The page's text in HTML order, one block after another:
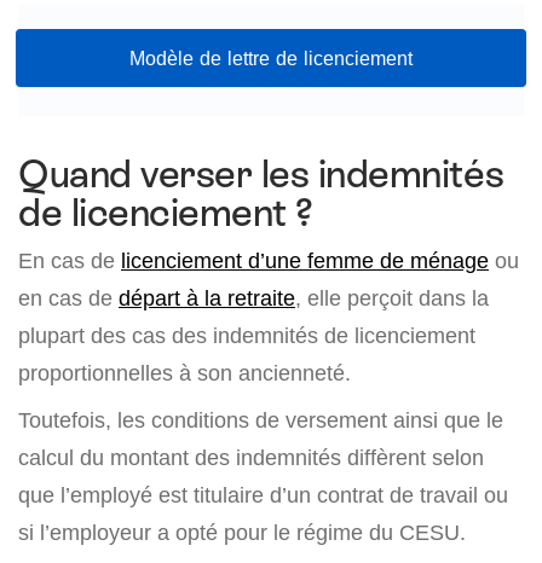
Modèle de lettre de licenciement
Quand verser les indemnités
de licenciement ?
En cas de licenciement d’une femme de ménage ou
en cas de départ à la retraite, elle perçoit dans la
plupart des cas des indemnités de licenciement
proportionnelles à son ancienneté.
Toutefois, les conditions de versement ainsi que le
calcul du montant des indemnités diffèrent selon
que l’employé est titulaire d’un contrat de travail ou
si l’employeur a opté pour le régime du CESU.